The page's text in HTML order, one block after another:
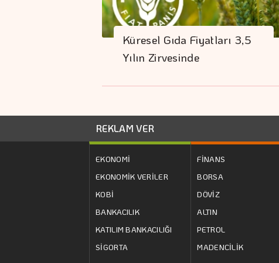
Küresel Gıda Fiyatları 3,5
Yılın Zirvesinde
REKLAM VER
EKONOMİ
EKONOMİK VERİLER
KOBİ
BANKACILIK
KATILIM BANKACILIĞI
SİGORTA
FİNANS
BORSA
DÖVİZ
ALTIN
PETROL
MADENCİLİK